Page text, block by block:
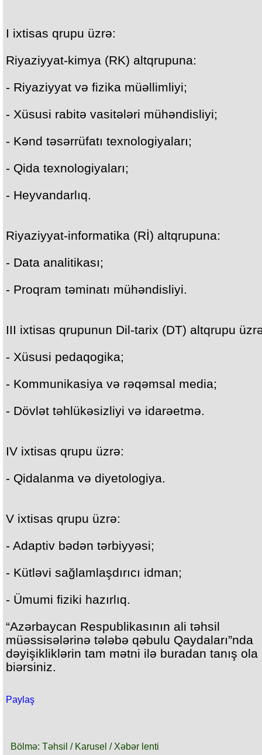
I ixtisas qrupu üzrə:
Riyaziyyat-kimya (RK) altqrupuna:
- Riyaziyyat və fizika müəllimliyi;
- Xüsusi rabitə vasitələri mühəndisliyi;
- Kənd təsərrüfatı texnologiyaları;
- Qida texnologiyaları;
- Heyvandarlıq.
Riyaziyyat-informatika (Rİ) altqrupuna:
- Data analitikası;
- Proqram təminatı mühəndisliyi.
III ixtisas qrupunun Dil-tarix (DT) altqrupu
- Xüsusi pedaqogika;
- Kommunikasiya və rəqəmsal media;
- Dövlət təhlükəsizliyi və idarəetmə.
IV ixtisas qrupu üzrə:
- Qidalanma və diyetologiya.
V ixtisas qrupu üzrə:
- Adaptiv bədən tərbiyyəsi;
- Kütləvi sağlamlaşdırıcı idman;
- Ümumi fiziki hazırlıq.
“Azərbaycan Respublikasının ali təhsil
müəssisələrinə tələbə qəbulu Qaydaları”nda
dəyişikliklərin tam mətni ilə buradan tanış ola
biərsiniz.
Paylaş
Bölmə: Təhsil / Karusel / Xəbər lenti